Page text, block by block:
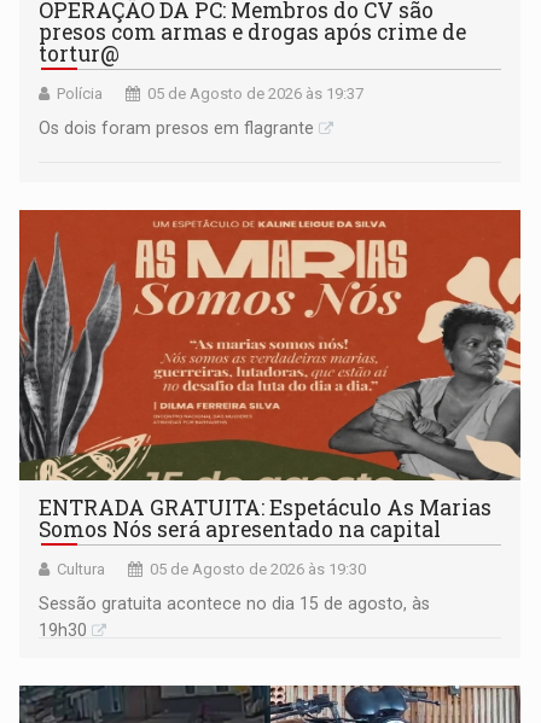
OPERAÇÃO DA PC: Membros do CV são
presos com armas e drogas após crime de
tortur@
Polícia 05 de Agosto de 2026 às 19:37
Os dois foram presos em flagrante
ENTRADA GRATUITA: Espetáculo As Marias
Somos Nós será apresentado na capital
Cultura 05 de Agosto de 2026 às 19:30
Sessão gratuita acontece no dia 15 de agosto, às
19h30